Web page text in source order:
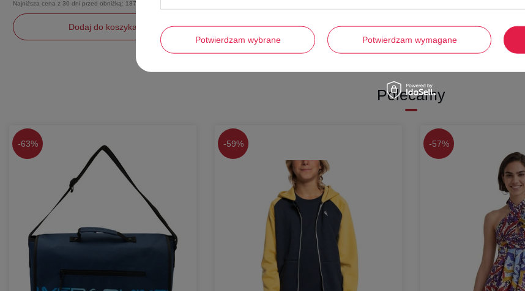
Najniższa cena z 30 dni przed obniżką: 187,00 zł
Dodaj do koszyka Przejdź do karty towaru
37
Polecamy
-63% -59% -57%
Potwierdzam wybrane Potwierdzam wymagane